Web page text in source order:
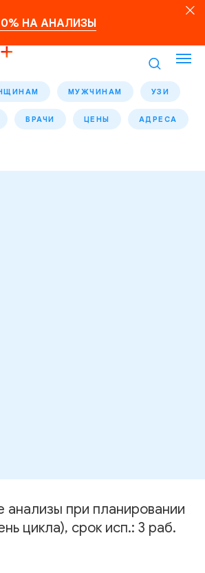
НА АНАЛИЗЫ
МУЖЧИНАМ УЗИ
ВРАЧИ ЦЕНЫ АДРЕСА
анализы при планировании
цикла), срок исп.: 3 раб.